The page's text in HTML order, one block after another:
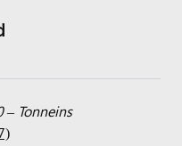
– Tonneins